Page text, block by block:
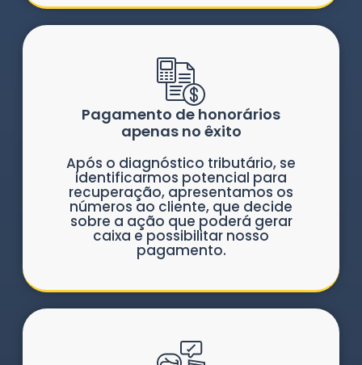
Pagamento de honorários
apenas no êxito
Após o diagnóstico tributário, se
identificarmos potencial para
recuperação, apresentamos os
números ao cliente, que decide
sobre a ação que poderá gerar
caixa e possibilitar nosso
pagamento.